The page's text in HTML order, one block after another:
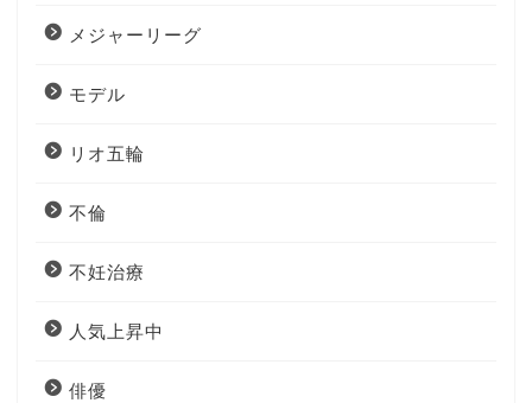
メジャーリーグ
モデル
リオ五輪
不倫
不妊治療
人気上昇中
俳優